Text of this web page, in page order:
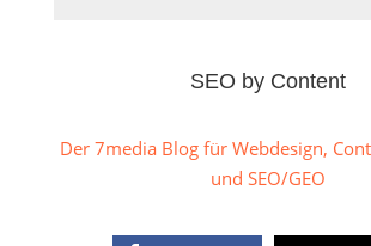
SEO by Content
Der 7media Blog für Webdesign,
und SEO/GEO